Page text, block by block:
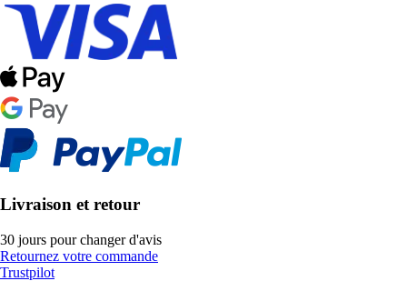
Livraison et retour
30 jours pour changer d'avis
Retournez votre commande
Trustpilot